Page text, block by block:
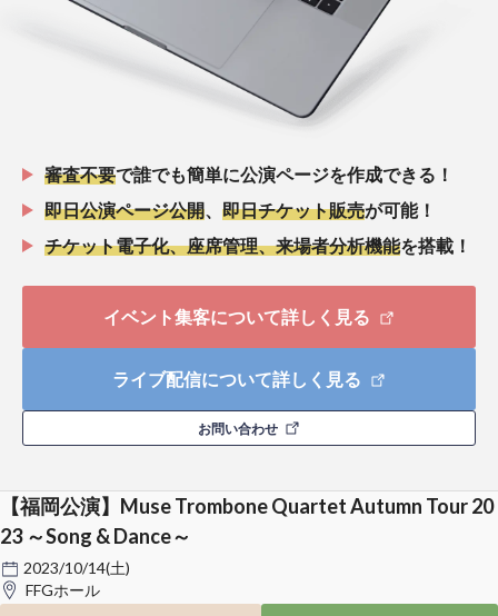
審査不要で誰でも簡単に公演ページを作成できる！
即日公演ページ公開
即日チケット販売が可能！
チケット電子化、座席管理、来場者分析機能を搭載！
イベント集客について詳しく見る
ライブ配信について詳しく見る
お問い合わせ
【福岡公演】Muse Trombone Quartet Autumn Tour 20
23 ～Song & Dance～
2023/10/14(土)
FFGホール